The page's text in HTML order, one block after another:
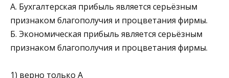
А. Бухгалтерская прибыль является серьёзным
признаком благополучия и процветания фирмы.
Б. Экономическая прибыль является серьёзным
признаком благополучия и процветания фирмы.
1) верно только А